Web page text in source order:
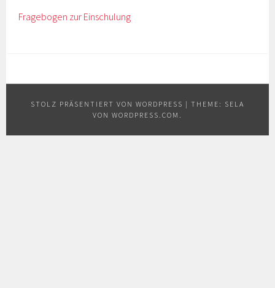
Fragebogen zur Einschulung
STOLZ PRÄSENTIERT VON WORDPRESS | THEME: SELA
VON WORDPRESS.COM .